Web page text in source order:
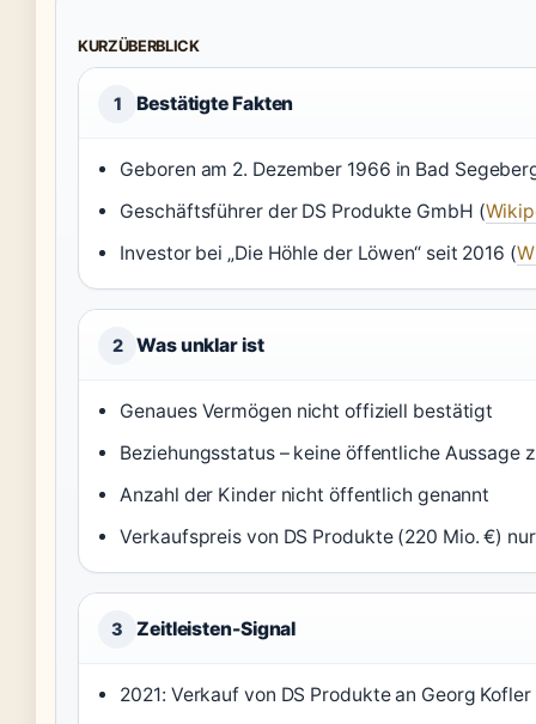
KURZÜBERBLICK
1 Bestätigte Fakten
Geboren am 2. Dezember 1966 in Bad
Geschäftsführer der DS Produkte GmbH (
Investor bei „Die Höhle der Löwen“ seit 2016 (
2 Was unklar ist
Genaues Vermögen nicht offiziell bestätigt
Beziehungsstatus – keine öffentliche Aussage
Anzahl der Kinder nicht öffentlich genannt
Verkaufspreis von DS Produkte (220 Mio. €)
3 Zeitleisten-Signal
2021: Verkauf von DS Produkte an Georg Kofler